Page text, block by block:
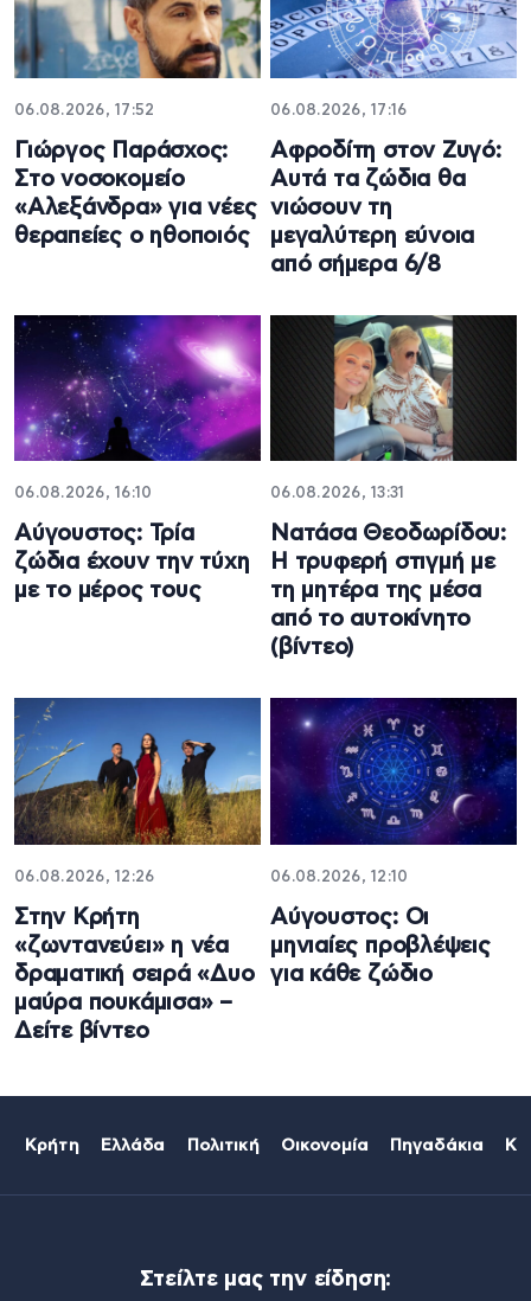
06.08.2026, 17:52
Γιώργος Παράσχος:
Στο νοσοκομείο
«Αλεξάνδρα» για νέες
θεραπείες ο ηθοποιός
06.08.2026, 17:16
Αφροδίτη στον Ζυγό:
Αυτά τα ζώδια θα
νιώσουν τη
μεγαλύτερη εύνοια
από σήμερα 6/8
06.08.2026, 16:10
Αύγουστος: Τρία
ζώδια έχουν την τύχη
με το μέρος τους
06.08.2026, 13:31
Νατάσα Θεοδωρίδου:
Η τρυφερή στιγμή με
τη μητέρα της μέσα
από το αυτοκίνητο
(βίντεο)
06.08.2026, 12:26
Στην Κρήτη
«ζωντανεύει» η νέα
δραματική σειρά «Δυο
μαύρα πουκάμισα» –
Δείτε βίντεο
06.08.2026, 12:10
Αύγουστος: Οι
μηνιαίες προβλέψεις
για κάθε ζώδιο
Κρήτη Ελλάδα Πολιτική Οικονομία Πηγαδάκια
Στείλτε μας την είδηση: